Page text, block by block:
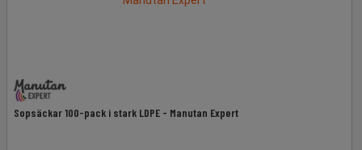
Sopsäckar 100-pack i stark LDPE - Manutan Expert